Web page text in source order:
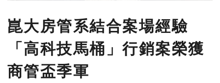
崑大房管系結合案場經驗
「高科技馬桶」行銷案榮獲
商管盃季軍